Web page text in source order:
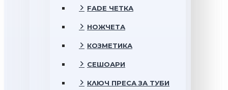
FADE ЧЕТКА
НОЖЧЕТА
КОЗМЕТИКА
СЕШОАРИ
КЛЮЧ ПРЕСА ЗА ТУБИ